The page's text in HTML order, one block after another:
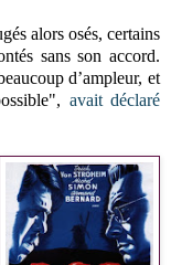
alors osés, certains
sans son accord.
d’ampleur, et
avait déclaré